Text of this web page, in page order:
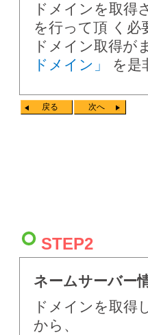
ドメインを取得
を行って頂 く必
ドメイン取得が
ドメイン」 を是
戻る 次へ
STEP2
ネームサーバー
ドメインを取得
から、